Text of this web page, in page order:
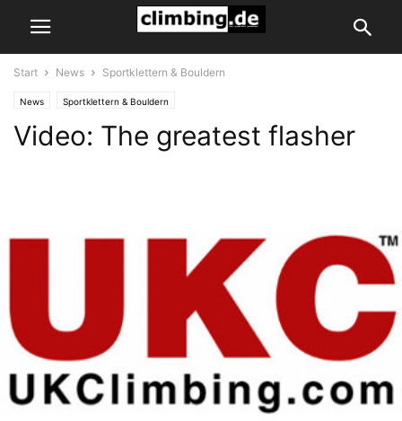
Start News Sportklettern & Bouldern
News Sportklettern & Bouldern
Video: The greatest flasher